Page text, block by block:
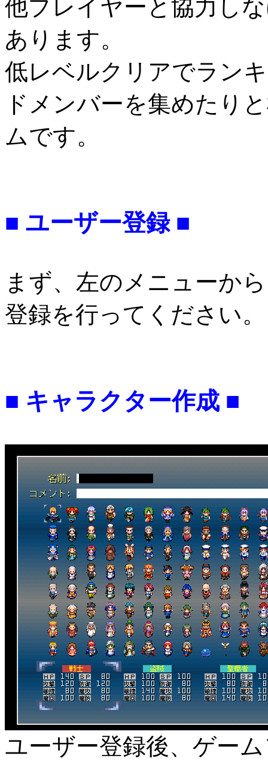
他プレイヤーと協力し
あります。
低レベルクリアでラン
ドメンバーを集めたり
ムです。
■ ユーザー登録 ■
まず、左のメニューか
登録を行ってください。
■ キャラクター作成 ■
ユーザー登録後、ゲー